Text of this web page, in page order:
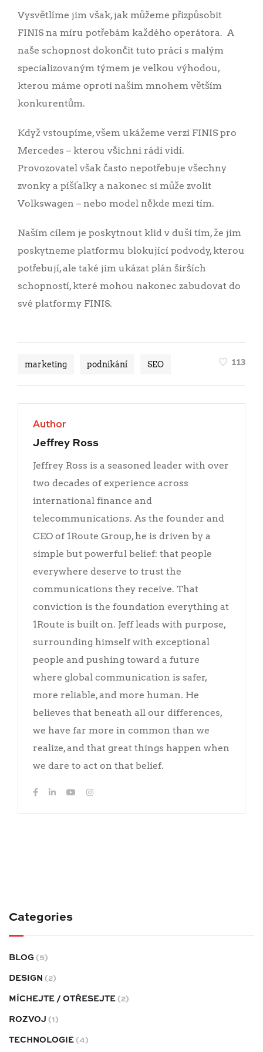
Vysvětlíme jim však, jak můžeme přizpůsobit
FINIS na míru potřebám každého operátora. A
naše schopnost dokončit tuto práci s malým
specializovaným týmem je velkou výhodou,
kterou máme oproti našim mnohem větším
konkurentům.
Když vstoupíme, všem ukážeme verzi FINIS pro
Mercedes – kterou všichni rádi vidí.
Provozovatel však často nepotřebuje všechny
zvonky a píšťalky a nakonec si může zvolit
Volkswagen – nebo model někde mezi tím.
Naším cílem je poskytnout klid v duši tím, že jim
poskytneme platformu blokující podvody, kterou
potřebují, ale také jim ukázat plán širších
schopností, které mohou nakonec zabudovat do
své platformy FINIS.
marketing podnikání SEO 113
Author
Jeffrey Ross
Jeffrey Ross is a seasoned leader with over
two decades of experience across
international finance and
telecommunications. As the founder and
CEO of 1Route Group, he is driven by a
simple but powerful belief: that people
everywhere deserve to trust the
communications they receive. That
conviction is the foundation everything at
1Route is built on. Jeff leads with purpose,
surrounding himself with exceptional
people and pushing toward a future
where global communication is safer,
more reliable, and more human. He
believes that beneath all our differences,
we have far more in common than we
realize, and that great things happen when
we dare to act on that belief.
Categories
BLOG (5)
DESIGN (2)
MÍCHEJTE / OTŘESEJTE (2)
ROZVOJ (1)
TECHNOLOGIE (4)